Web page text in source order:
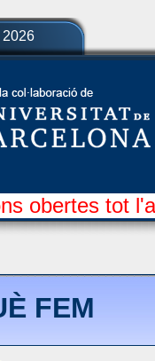
2026
obertes tot
FEM